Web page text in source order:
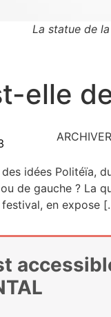
La statue de
elle
ARCHIVER
idées Poli­téïa,
de gauche ? La
fes­ti­val, en expose